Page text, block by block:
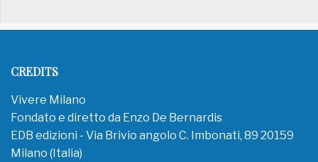
CREDITS
Vivere Milano
Fondato e diretto da Enzo De Bernardis
EDB edizioni - Via Brivio angolo C. Imbonati, 89 20159
Milano (Italia)